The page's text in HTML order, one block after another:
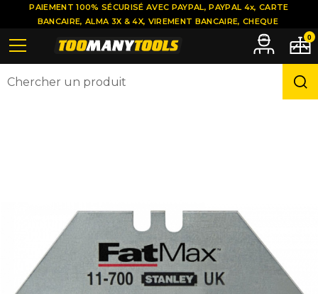
PAIEMENT 100% SÉCURISÉ AVEC PAYPAL, PAYPAL 4x, CARTE
BANCAIRE, ALMA 3X & 4X, VIREMENT BANCAIRE, CHEQUE
0